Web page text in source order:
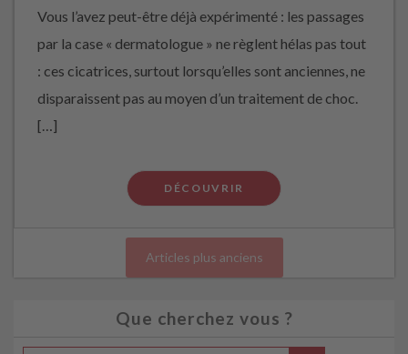
Vous l’avez peut-être déjà expérimenté : les passages
par la case « dermatologue » ne règlent hélas pas tout
: ces cicatrices, surtout lorsqu’elles sont anciennes, ne
disparaissent pas au moyen d’un traitement de choc.
[…]
DÉCOUVRIR
Articles plus anciens
Que cherchez vous ?